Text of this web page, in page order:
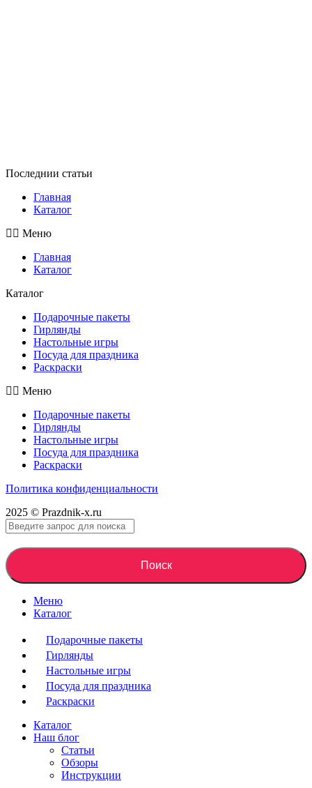
Последнии статьи
Главная
Каталог
Меню
Главная
Каталог
Каталог
Подарочные пакеты
Гирлянды
Настольные игры
Посуда для праздника
Раскраски
Меню
Подарочные пакеты
Гирлянды
Настольные игры
Посуда для праздника
Раскраски
Политика конфиденциальности
2025 © Prazdnik-x.ru
Поиск
Меню
Каталог
Подарочные пакеты
Гирлянды
Настольные игры
Посуда для праздника
Раскраски
Каталог
Наш блог
Статьи
Обзоры
Инструкции